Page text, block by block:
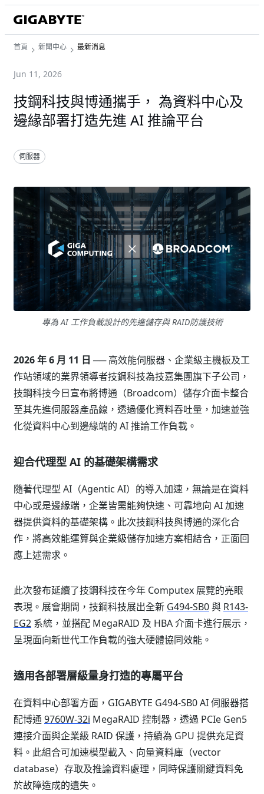
首頁 新聞中心 最新消息
Jun 11, 2026
技鋼科技與博通攜手， 為資料中心及
邊緣部署打造先進 AI 推論平台
伺服器
專為 AI 工作負載設計的先進儲存與 RAID防護技術
2026 年 6 月 11 日 ── 高效能伺服器、企業級主機板及工
作站領域的業界領導者技鋼科技為技嘉集團旗下子公司，
技鋼科技今日宣布將博通（Broadcom）儲存介面卡整合
至其先進伺服器產品線，透過優化資料吞吐量，加速並強
化從資料中心到邊緣端的 AI 推論工作負載。
迎合代理型 AI 的基礎架構需求
隨著代理型 AI（Agentic AI）的導入加速，無論是在資料
中心或是邊緣端，企業皆需能夠快速、可靠地向 AI 加速
器提供資料的基礎架構。此次技鋼科技與博通的深化合
作，將高效能運算與企業級儲存加速方案相結合，正面回
應上述需求。
此次發布延續了技鋼科技在今年 Computex 展覽的亮眼
表現。展會期間，技鋼科技展出全新 G494-SB0與 R143-
EG2 系統，並搭配 MegaRAID 及 HBA 介面卡進行展示，
呈現面向新世代工作負載的強大硬體協同效能。
適用各部署層級量身打造的專屬平台
在資料中心部署方面，GIGABYTE G494-SB0 AI 伺服器搭
配博通 9760W-32i MegaRAID 控制器，透過 PCIe Gen5
連接介面與企業級 RAID 保護，持續為 GPU 提供充足資
料。此組合可加速模型載入、向量資料庫（vector
database）存取及推論資料處理，同時保護關鍵資料免
於故障造成的遺失。